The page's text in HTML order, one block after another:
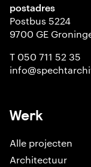
postadres
Postbus 5224
9700 GE
T 050 711 52 35
Werk
Alle projecten
Architectuur